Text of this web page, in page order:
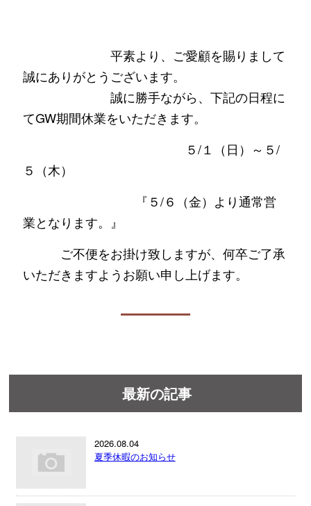
平素より、ご愛顧を賜りまして
誠にありがとうございます。
誠に勝手ながら、下記の日程に
てGW期間休業をいただきます。
５/１（日）～５/
５（木）
『５/６（金）より通常営
業となります。』
ご不便をお掛け致しますが、何卒ご了承
いただきますようお願い申し上げます。
最新の記事
2026.08.04
夏季休暇のお知らせ